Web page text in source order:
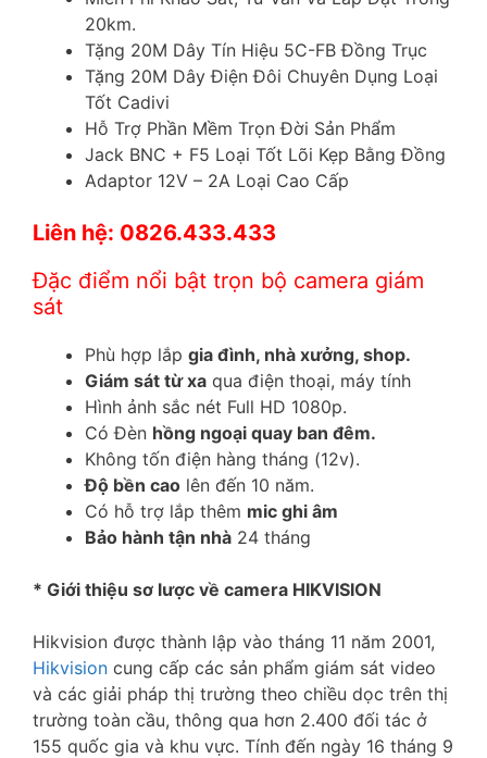
20km.
Tặng 20M Dây Tín Hiệu 5C-FB Đồng Trục
Tặng 20M Dây Điện Đôi Chuyên Dụng Loại
Tốt Cadivi
Hỗ Trợ Phần Mềm Trọn Đời Sản Phẩm
Jack BNC + F5 Loại Tốt Lõi Kẹp Bằng Đồng
Adaptor 12V – 2A Loại Cao Cấp
Liên hệ: 0826.433.433
Đặc điểm nổi bật trọn bộ camera giám
sát
Phù hợp lắp gia đình, nhà xưởng, shop.
Giám sát từ xa qua điện thoại, máy tính
Hình ảnh sắc nét Full HD 1080p.
Có Đèn hồng ngoại quay ban đêm.
Không tốn điện hàng tháng (12v).
Độ bền cao lên đến 10 năm.
Có hỗ trợ lắp thêm mic ghi âm
Bảo hành tận nhà 24 tháng
* Giới thiệu sơ lược về camera HIKVISION
Hikvision được thành lập vào tháng 11 năm 2001,
Hikvision cung cấp các sản phẩm giám sát video
và các giải pháp thị trường theo chiều dọc trên thị
trường toàn cầu, thông qua hơn 2.400 đối tác ở
155 quốc gia và khu vực. Tính đến ngày 16 tháng 9